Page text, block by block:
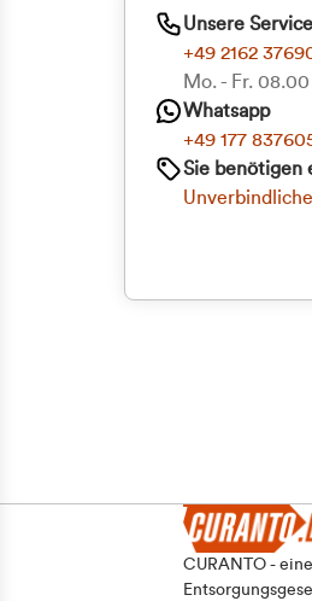
Unsere
+49 2162
Mo. - Fr.
Whatsapp
+49 177
Sie benötigen
CURANTO -